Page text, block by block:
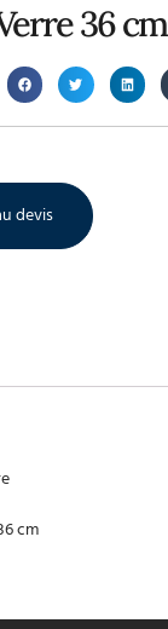
36 cm
devis
cm